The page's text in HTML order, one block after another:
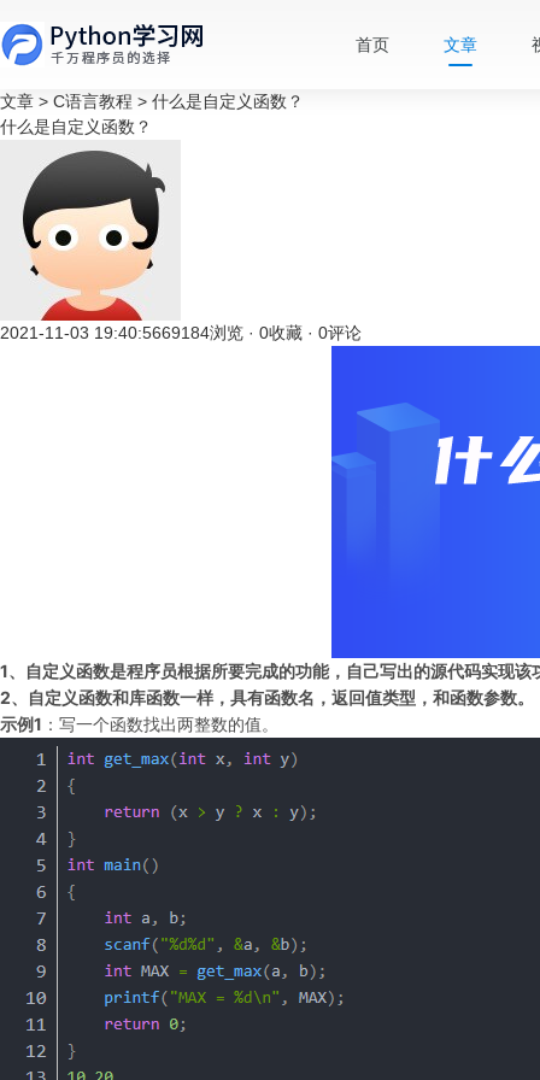
首页 文章
文章 > C语言教程 > 什么是自定义函数？
什么是自定义函数？
2021-11-03 19:40:5669184浏览 · 0收藏 · 0评论
1、自定义函数是程序员根据所要完成的功能，自己写出的源代码实现该
2、
自定义函数和库函数一样，具有函数名，返回值类型，和函数参数。
示例1 ：写一个函数找出两整数的值。